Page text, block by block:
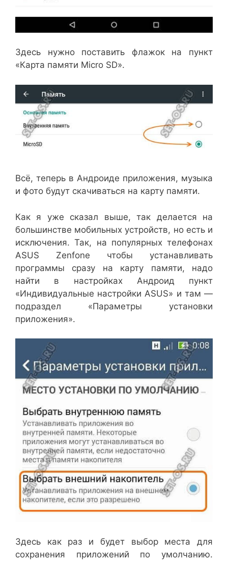
Здесь нужно поставить флажок на пункт
«Карта памяти Micro SD».
Всё, теперь в Андроиде приложения, музыка
и фото будут скачиваться на карту памяти.
Как я уже сказал выше, так делается на
большинстве мобильных устройств, но есть и
исключения. Так, на популярных телефонах
ASUS Zenfone чтобы устанавливать
программы сразу на карту памяти, надо
найти в настройках Андроид пункт
«Индивидуальные настройки ASUS» и там —
подраздел «Параметры установки
приложения».
Здесь как раз и будет выбор места для
сохранения приложений по умолчанию.